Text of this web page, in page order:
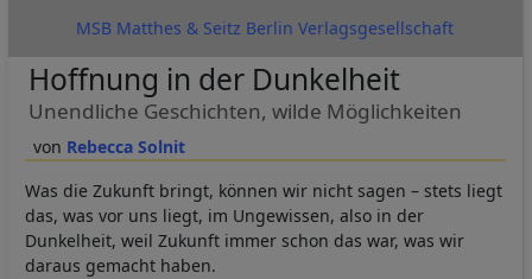
MSB Matthes & Seitz Berlin Verlagsgesellschaft
Rebecca Solnit
Hoffnung in der Dunkelheit
Unendliche Geschichten, wilde Möglichkeiten
Was die Zukunft bringt, können wir nicht sagen – stets liegt
das, was vor uns liegt, im Ungewissen, also in der
Dunkelheit, weil Zukunft immer schon das war, was wir
daraus gemacht haben.